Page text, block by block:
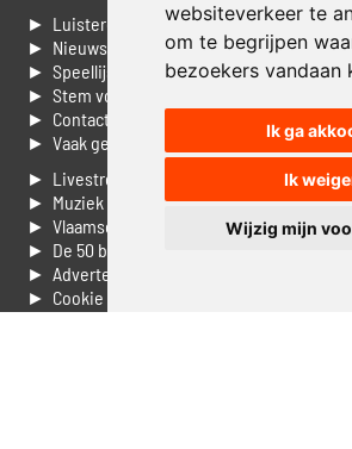
websiteverkeer te
om te begrijpen
bezoekers vandaan
Ik ga
Ik
Wijzig mijn
► Luisteren naar Jouwradio
► Nieuws
► Speellijst
► Stem voor de Dag top 3
► Contacteer ons
► Vaak gestelde vragen
► Livestream informatie
► Muziek opzoeken
► Vlaamse 100 Aller tijden
► De 50 beste van...
► Adverteren op Jouwradio
► Cookie voorkeuren wijzigen